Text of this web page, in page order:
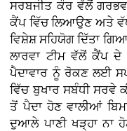
ਸਰਬਜੀਤ ਕੌਰ ਵੱਲੋਂ
ਕੈਂਪ ਵਿੱਚ ਲਿਆਉਣ ਅਤੇ
ਵਿਸ਼ੇਸ਼ ਸਹਿਯੋਗ ਦਿੱਤਾ
ਲਾਰਵਾ ਟੀਮ ਵੱਲੋਂ ਕੈਂਪ
ਪੈਦਾਵਾਰ ਨੂੰ ਰੋਕਣ ਲਈ
ਵਿੱਚ ਬੁਖਾਰ ਸਬੰਧੀ ਸਰਵੇ
ਤੋਂ ਪੈਦਾ ਹੋਣ ਵਾਲੀਆਂ
ਦੁਆਲੇ ਪਾਣੀ ਖੜ੍ਹਾ